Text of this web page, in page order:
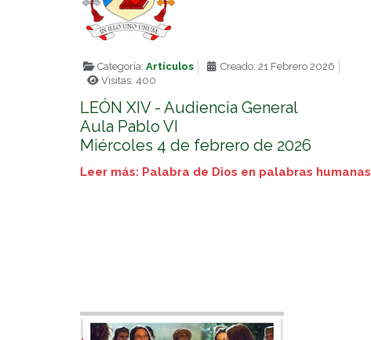
Categoría:Artículos
Creado: 21 Febrero 2026
Visitas: 400
LEÓN XIV - Audiencia General
Aula Pablo VI
Miércoles 4 de febrero de 2026
Leer más: Palabra de Dios en palabras humanas